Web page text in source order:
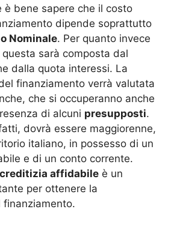
è bene sapere che il costo
dipende soprattutto
Nominale. Per quanto invece
sarà composta dal
dalla quota interessi. La
finanziamento verrà valutata
che si occuperanno anche
di alcuni presupposti.
dovrà essere maggiorenne,
italiano, in possesso di un
e di un conto corrente.
affidabile è un
per ottenere la
finanziamento.